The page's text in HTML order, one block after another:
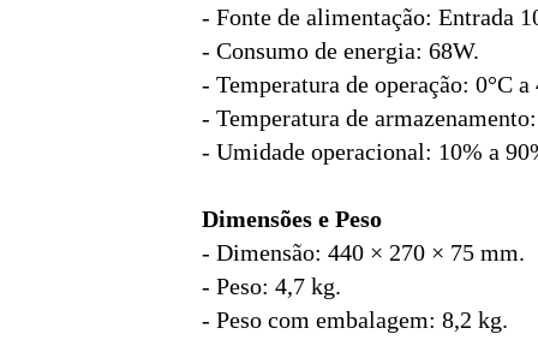
- Fonte de alimentação: Entrada
- Consumo de energia: 68W.
- Temperatura de operação: 0°C a
- Temperatura de
- Umidade operacional: 10% a
Dimensões e Peso
- Dimensão: 440 × 270 × 75 mm.
- Peso: 4,7 kg.
- Peso com embalagem: 8,2 kg.